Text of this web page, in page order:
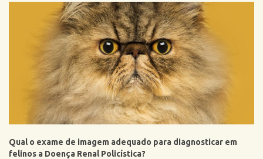
Qual o exame de imagem adequado para diagnosticar em
felinos a Doença Renal Policística?